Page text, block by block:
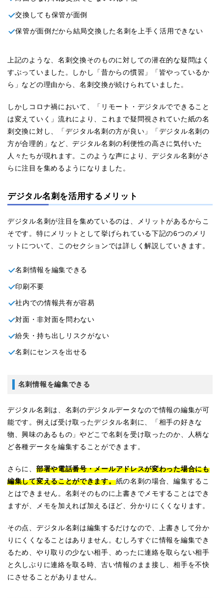
交換しても保管が面倒
保管が面倒だから結局交換した名刺を上手く活用できない
上記のような、名刺交換そのものに対しての潜在的な疑問はく
すぶっていました。しかし「昔からの慣習」「皆やっているか
ら」などの理由から、名刺交換が続けられていました。
しかしコロナ禍において、「リモート・デジタルでできること
は変えていく」流れにより、これまで疑問視されていた紙の名
刺交換に対し、「デジタル名刺の方が良い」「デジタル名刺の
方が合理的」など、デジタル名刺の利便性の高さに気付いた
人々たちが現れます。このような声により、デジタル名刺がさ
らに注目を集めるようになりました。
デジタル名刺を活用するメリット
デジタル名刺が注目を集めているのは、メリットがあるからこ
そです。特にメリットとして挙げられている下記の6つのメリ
ットについて、このセクションでは詳しく解説していきます。
名刺情報を編集できる
印刷不要
社内での情報共有が容易
対面・非対面を問わない
紛失・持ち出しリスクがない
名刺にセンスを出せる
名刺情報を編集できる
デジタル名刺は、名刺のデジタルデータなので情報の編集が可
能です。例えば受け取ったデジタル名刺に、「相手の好きな
物、興味のあるもの」やどこで名刺を受け取ったのか、人柄な
ど各種データを編集することができます。
さらに、 部署や電話番号・メールアドレスが変わった場合にも
編集して変えることができます。紙の名刺の場合、編集するこ
とはできません。名刺そのものに上書きでメモすることはでき
ますが、メモを加えれば加えるほど、分かりにくくなります。
その点、デジタル名刺は編集するだけなので、上書きして分か
りにくくなることはありません。むしろすぐに情報を編集でき
るため、やり取りの少ない相手、めったに連絡を取らない相手
と久しぶりに連絡を取る時、古い情報のまま接し、相手を不快
にさせることがありません。